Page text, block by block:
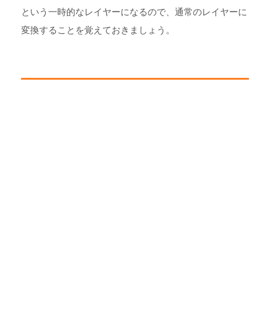
という一時的なレイヤーになるので、通常のレイヤーに
変換することを覚えておきましょう。